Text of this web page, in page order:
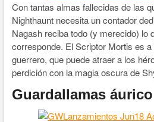
Con tantas almas fallecidas de las
Nighthaunt necesita un contador
Nagash reciba todo (y merecido) lo
corresponde. El Scriptor Mortis es
guerrero, que puede atraer a los
perdición con la magia oscura de
Guardallamas áurico